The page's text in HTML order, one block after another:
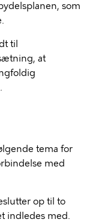
som
til
at
tema for
med
op til to
indledes med.